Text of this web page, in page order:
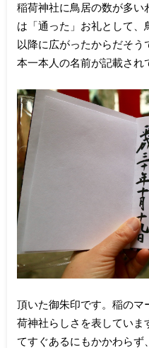
稲荷神社に鳥居の数が多い
は「通った」お礼として
以降に広がったからだそ
本一本人の名前が記載され
頂いた御朱印です。稲のマ
荷神社らしさを表していま
てすぐあるにもかかわらず